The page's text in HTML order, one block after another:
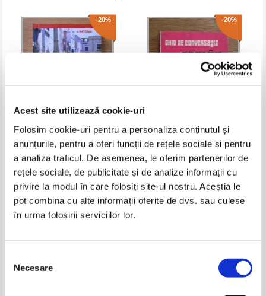
Acest site utilizează cookie-uri
Folosim cookie-uri pentru a personaliza conținutul și
anunțurile, pentru a oferi funcții de rețele sociale și pentru
a analiza traficul. De asemenea, le oferim partenerilor de
rețele sociale, de publicitate și de analize informații cu
privire la modul în care folosiți site-ul nostru. Aceștia le
pot combina cu alte informații oferite de dvs. sau culese
în urma folosirii serviciilor lor.
consimțământului
Necesare
-20%
Dictionar roman - italian
Pret: 15,00Lei 12,00 Lei
Adaugă în coș
-20%
Alexandra Bytnerowicz - Ghid de
conversatie roman-polon
Pret:10,00Lei 8,00 Lei
Adaugă în coș
-20%